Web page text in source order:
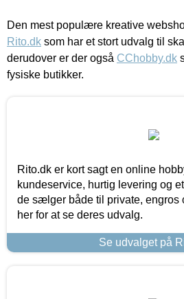
Den mest populære kreative
Rito.dk som har et stort udvalg til
derudover er der også CChobby.dk
fysiske butikker.
Rito.dk er kort sagt en online
kundeservice, hurtig levering og
de sælger både til private, engros
her for at se deres udvalg.
Se udvalget på